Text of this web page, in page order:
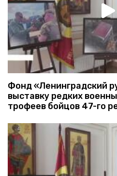
Фонд «Ленинградский
выставку редких
трофеев бойцов 47-го